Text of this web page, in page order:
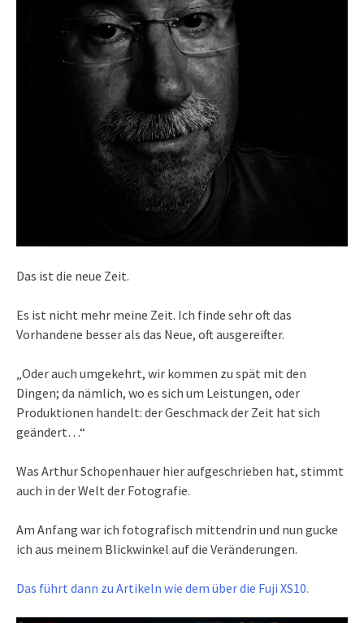
Das ist die neue Zeit.
Es ist nicht mehr meine Zeit. Ich finde sehr oft das
Vorhandene besser als das Neue, oft ausgereifter.
„Oder auch umgekehrt, wir kommen zu spät mit den
Dingen; da nämlich, wo es sich um Leistungen, oder
Produktionen handelt: der Geschmack der Zeit hat sich
geändert…“
Was Arthur Schopenhauer hier aufgeschrieben hat, stimmt
auch in der Welt der Fotografie.
Am Anfang war ich fotografisch mittendrin und nun gucke
ich aus meinem Blickwinkel auf die Veränderungen.
Das führt dann zu Artikeln wie dem über die Fuji XS10.